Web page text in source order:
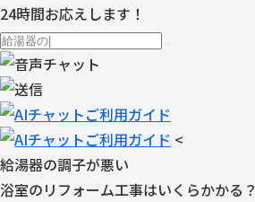
24時間お応えします！
<
給湯器の調子が悪い
浴室のリフォーム工事はいくらかかる？